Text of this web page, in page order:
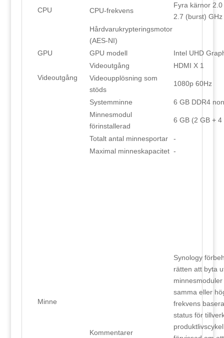
CPU CPU-frekvens
Fyra kärnor
2.7 (burst) GHz
Hårdvarukrypteringsmotor
(AES-NI)
GPU
GPU modell Intel UHD
Videoutgång
Videoutgång
HDMI X 1
Videoupplösning som
stöds
1080p 60Hz
Minne
Systemminne
6 GB DDR4
Minnesmodul
förinstallerad
6 GB (2 GB + 4
Totalt antal minnesportar
-
Maximal minneskapacitet -
Kommentarer
Synology
rätten att byta
minnesmoduler
samma eller
frekvens
status för